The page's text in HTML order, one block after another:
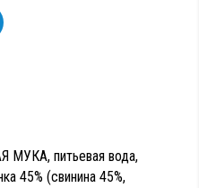
МУКА, питьевая вода,
45% (свинина 45%,